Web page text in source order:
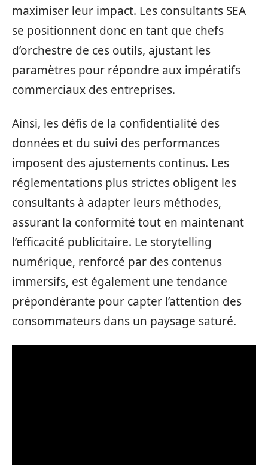
maximiser leur impact. Les consultants SEA
se positionnent donc en tant que chefs
d’orchestre de ces outils, ajustant les
paramètres pour répondre aux impératifs
commerciaux des entreprises.
Ainsi, les défis de la confidentialité des
données et du suivi des performances
imposent des ajustements continus. Les
réglementations plus strictes obligent les
consultants à adapter leurs méthodes,
assurant la conformité tout en maintenant
l’efficacité publicitaire. Le storytelling
numérique, renforcé par des contenus
immersifs, est également une tendance
prépondérante pour capter l’attention des
consommateurs dans un paysage saturé.